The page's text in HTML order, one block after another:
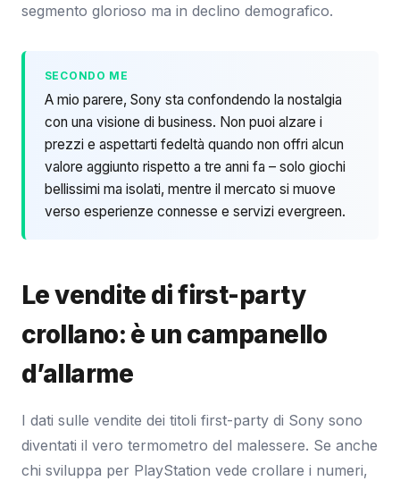
segmento glorioso ma in declino demografico.
SECONDO ME
A mio parere, Sony sta confondendo la nostalgia
con una visione di business. Non puoi alzare i
prezzi e aspettarti fedeltà quando non offri alcun
valore aggiunto rispetto a tre anni fa – solo giochi
bellissimi ma isolati, mentre il mercato si muove
verso esperienze connesse e servizi evergreen.
Le vendite di first-party
crollano: è un campanello
d’allarme
I dati sulle vendite dei titoli first-party di Sony sono
diventati il vero termometro del malessere. Se anche
chi sviluppa per PlayStation vede crollare i numeri,